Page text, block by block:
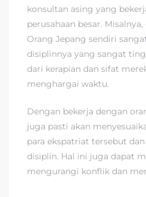
konsultan asing yang
perusahaan besar.
Orang Jepang sendiri
disiplinnya yang sangat
dari kerapian dan sifat
menghargai waktu.
Dengan bekerja dengan
juga pasti akan
para ekspatriat tersebut
disiplin. Hal ini juga dapat
mengurangi konflik dan